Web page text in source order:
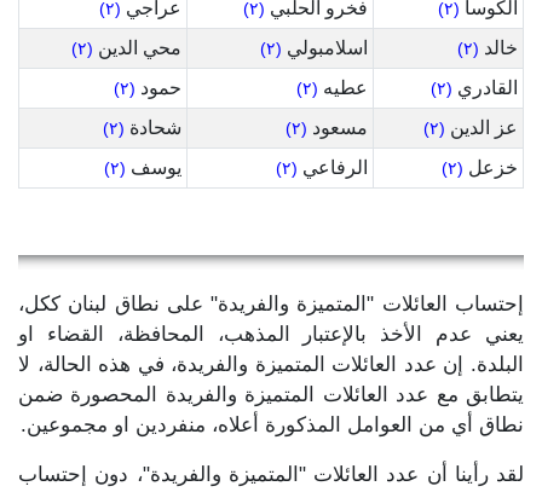
الكوسا (٢) فخرو الحلبي (٢) عراجي (٢)
خالد (٢) اسلامبولي (٢) محي الدين (٢)
القادري (٢) عطيه (٢) حمود (٢)
عز الدين (٢) مسعود (٢) شحادة (٢)
خزعل (٢) الرفاعي (٢) يوسف (٢)
إحتساب العائلات "المتميزة والفريدة" على نطاق لبنان ككل،
يعني عدم الأخذ بالإعتبار المذهب، المحافظة، القضاء او
البلدة. إن عدد العائلات المتميزة والفريدة، في هذه الحالة، لا
يتطابق مع عدد العائلات المتميزة والفريدة المحصورة ضمن
نطاق أي من العوامل المذكورة أعلاه، منفردين او مجموعين.
لقد رأينا أن عدد العائلات "المتميزة والفريدة"، دون إحتساب